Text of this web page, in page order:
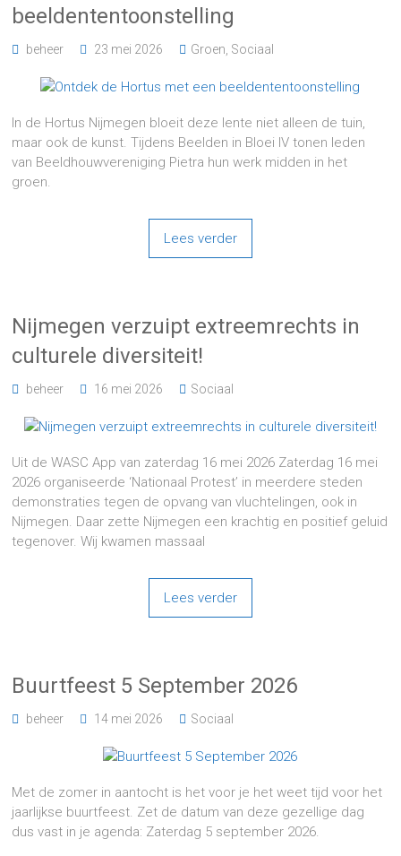
beeldententoonstelling
beheer 23 mei 2026 Groen Sociaal
In de Hortus Nijmegen bloeit deze lente niet alleen de tuin,
maar ook de kunst. Tijdens Beelden in Bloei IV tonen leden
van Beeldhouwvereniging Pietra hun werk midden in het
groen.
Lees verder
Nijmegen verzuipt extreemrechts in
culturele diversiteit!
beheer 16 mei 2026 Sociaal
Uit de WASC App van zaterdag 16 mei 2026 Zaterdag 16 mei
2026 organiseerde ‘Nationaal Protest’ in meerdere steden
demonstraties tegen de opvang van vluchtelingen, ook in
Nijmegen. Daar zette Nijmegen een krachtig en positief geluid
tegenover. Wij kwamen massaal
Lees verder
Buurtfeest 5 September 2026
beheer 14 mei 2026 Sociaal
Met de zomer in aantocht is het voor je het weet tijd voor het
jaarlijkse buurtfeest. Zet de datum van deze gezellige dag
dus vast in je agenda: Zaterdag 5 september 2026.